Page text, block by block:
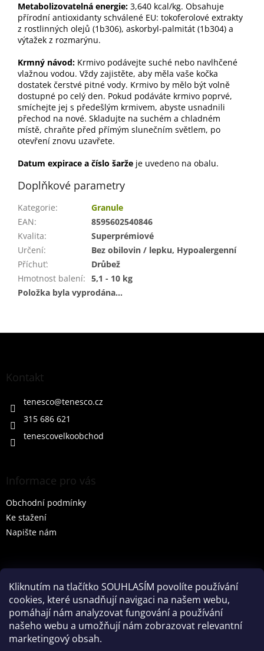
Kliknutím na tlačítko SOUHLASÍM povolíte používání
cookies, které usnadňují navigaci na našem webu,
pomáhají nám analyzovat fungování a používání
našeho webu a umožňují nám zobrazovat relevantní
marketingový obsah.
Metabolizovatelná energie: 3,640 kcal/kg. Obsahuje
přírodní antioxidanty schválené EU: tokoferolové extrakty
z rostlinných olejů (1b306), askorbyl-palmitát (1b304) a
výtažek z rozmarýnu.
Krmný návod: Krmivo podávejte suché nebo navlhčené
vlažnou vodou. Vždy zajistěte, aby měla vaše kočka
dostatek čerstvé pitné vody. Krmivo by mělo být volně
dostupné po celý den. Pokud podáváte krmivo poprvé,
smíchejte jej s předešlým krmivem, abyste usnadnili
přechod na nové. Skladujte na suchém a chladném
místě, chraňte před přímým slunečním světlem, po
otevření znovu uzavřete.
Datum expirace a číslo šarže je uvedeno na obalu.
Doplňkové parametry
Kategorie:
Granule
EAN:
8595602540846
Kvalita:
Superprémiové
Určení:
Bez obilovin / lepku, Hypoalergenní
Příchuť:
Drůbež
Hmotnost balení: 5,1 - 10 kg
Položka byla vyprodána…
Z
Kontakt
tenesco@tenesco.cz
315 686 621
tenescovelkoobchod
Informace pro vás
Obchodní podmínky
Ke stažení
Napište nám
HLEDAT